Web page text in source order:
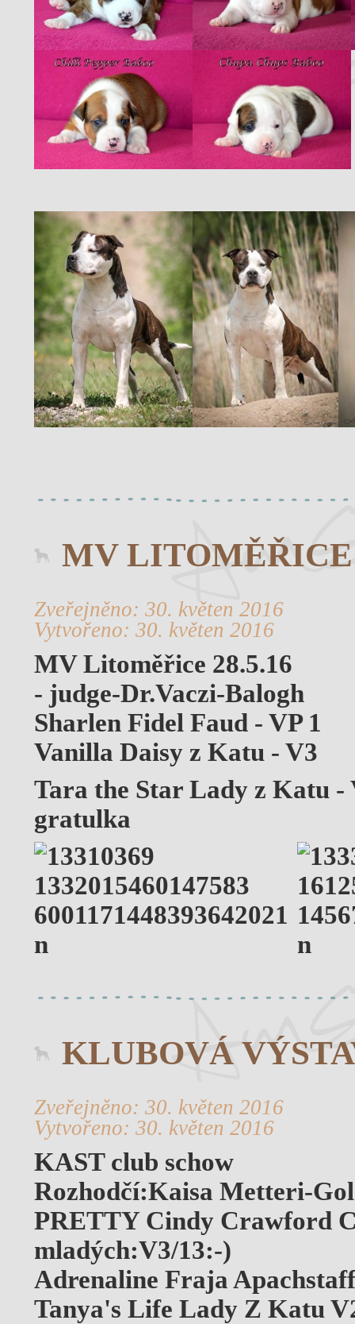
MV LITOMĚŘICE
Zveřejněno: 30. květen 2016
Vytvořeno: 30. květen 2016
MV Litoměřice 28.5.16
- judge-Dr.Vaczi-Balogh
Sharlen Fidel Faud - VP 1
Vanilla Daisy z Katu - V3
Tara the Star Lady z Katu -
gratulka
KLUBOVÁ
Zveřejněno: 30. květen 2016
Vytvořeno: 30. květen 2016
KAST club schow
Rozhodčí:Kaisa Metteri-
PRETTY Cindy Crawford
mladých:V3/13:-)
Adrenaline Fraja
Tanya's Life Lady Z Katu